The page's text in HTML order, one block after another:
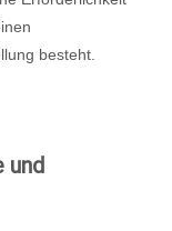
besteht.
und